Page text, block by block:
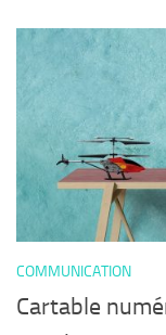
COMMUNICATION
Cartable